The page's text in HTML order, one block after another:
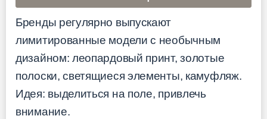
Бренды регулярно выпускают
лимитированные модели с необычным
дизайном: леопардовый принт, золотые
полоски, светящиеся элементы, камуфляж.
Идея: выделиться на поле, привлечь
внимание.